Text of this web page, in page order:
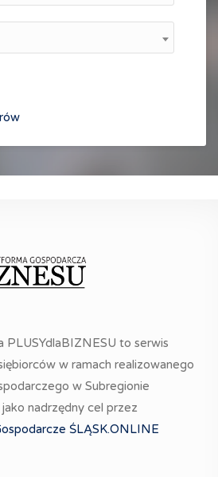
PLUSYdlaBIZNESU to serwis
w ramach realizowanego
w Subregionie
nadrzędny cel przez
ŚLĄSK.ONLINE